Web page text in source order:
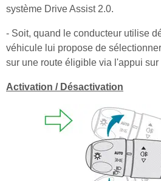
système Drive Assist 2.0.
- Soit, quand le conducteur utilise
véhicule lui propose de
sur une route éligible via l'appui sur
Activation / Désactivation